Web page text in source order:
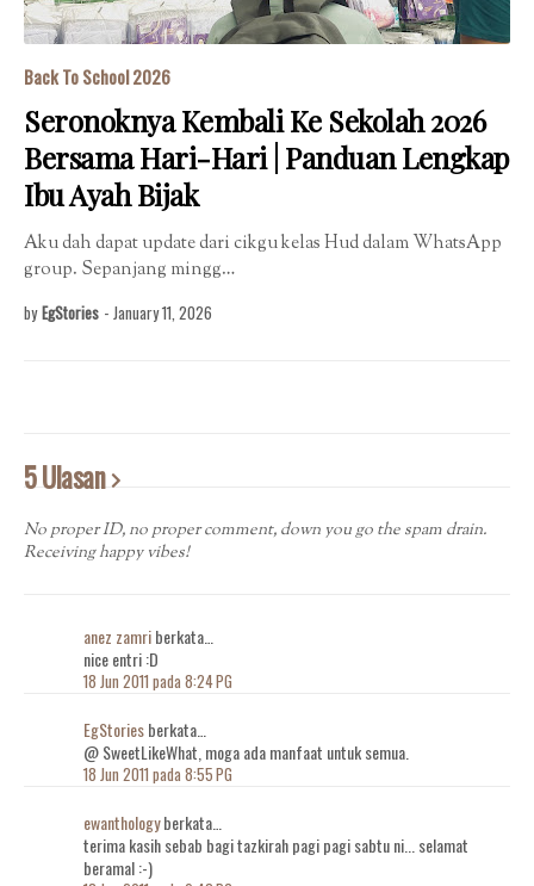
Back To School 2026
Seronoknya Kembali Ke Sekolah 2026
Bersama Hari-Hari | Panduan Lengkap
Ibu Ayah Bijak
Aku dah dapat update dari cikgu kelas Hud dalam WhatsApp
group. Sepanjang mingg…
by EgStories - January 11, 2026
5 Ulasan
No proper ID, no proper comment, down you go the spam drain.
Receiving happy vibes!
anez zamriberkata…
nice entri :D
18 Jun 2011 pada 8:24 PG
EgStoriesberkata…
@ SweetLikeWhat, moga ada manfaat untuk semua.
18 Jun 2011 pada 8:55 PG
ewanthologyberkata…
terima kasih sebab bagi tazkirah pagi pagi sabtu ni... selamat
beramal :-)